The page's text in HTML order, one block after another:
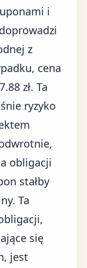
i
z
cena
zł. Ta
ryzyko
obligacji
stałby
Ta
się
jest